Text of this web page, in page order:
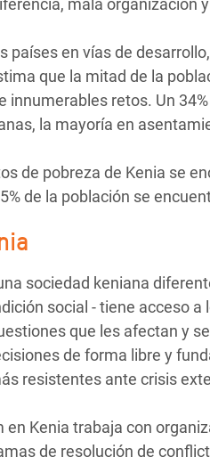
mala organización
países en vías de
que la mitad de la
innumerables retos. Un
la mayoría en
de pobreza de Kenia se
de la población se
sociedad keniana
social - tiene acceso
que les afectan y
de forma libre y
resistentes ante crisis
en Kenia trabaja con
de resolución de